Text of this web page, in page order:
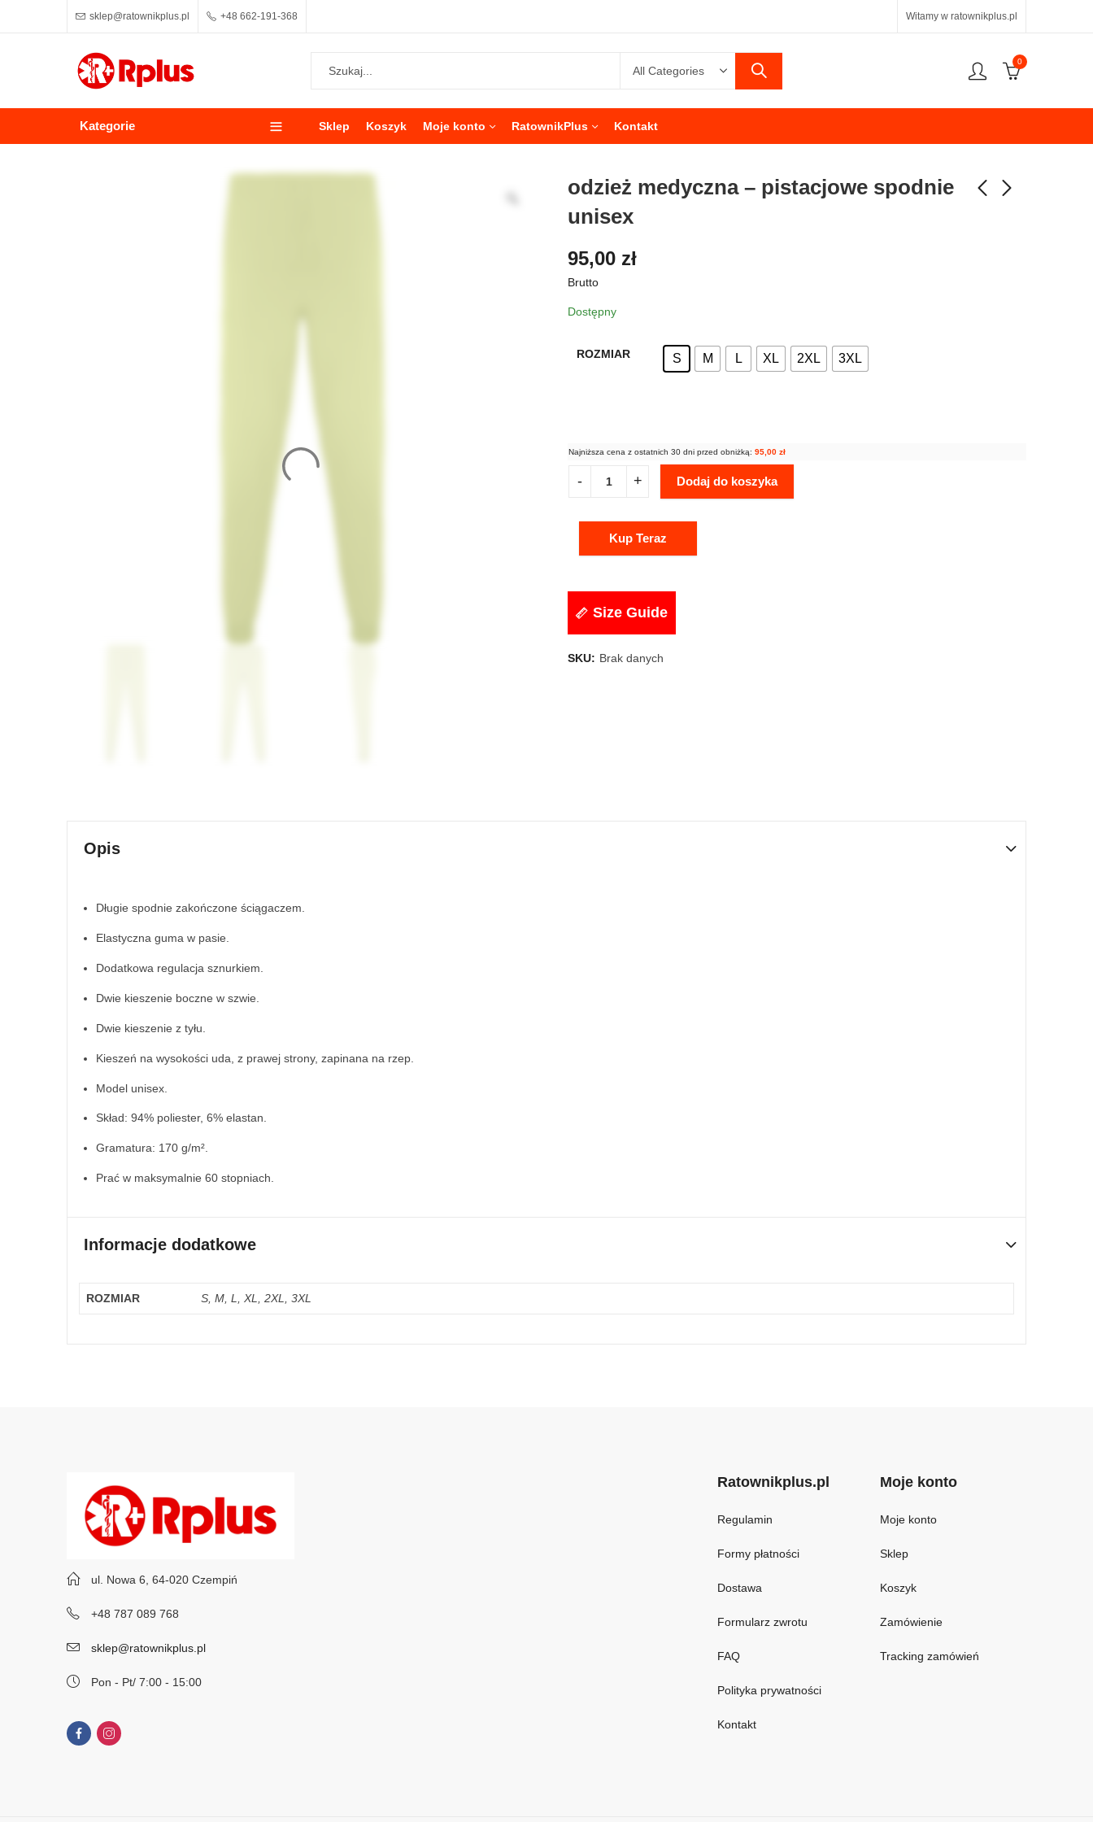
sklep@ratownikplus.pl +48 662-191-368 Witamy w ratownikplus.pl
0
Kategorie Sklep Koszyk Moje konto RatownikPlus Kontakt
odzież medyczna – pistacjowe spodnie
unisex
95,00 zł
Brutto
Dostępny
ROZMIAR S M L XL 2XL 3XL
Najniższa cena z ostatnich 30 dni przed obniżką: 95,00 zł
Dodaj do koszyka
Kup Teraz
Size Guide
SKU: Brak danych
Opis
Długie spodnie zakończone ściągaczem.
Elastyczna guma w pasie.
Dodatkowa regulacja sznurkiem.
Dwie kieszenie boczne w szwie.
Dwie kieszenie z tyłu.
Kieszeń na wysokości uda, z prawej strony, zapinana na rzep.
Model unisex.
Skład: 94% poliester, 6% elastan.
Gramatura: 170 g/m².
Prać w maksymalnie 60 stopniach.
Informacje dodatkowe
ROZMIAR S, M, L, XL, 2XL, 3XL
ul. Nowa 6, 64-020 Czempiń
+48 787 089 768
sklep@ratownikplus.pl
Pon - Pt/ 7:00 - 15:00
Ratownikplus.pl
Regulamin
Formy płatności
Dostawa
Formularz zwrotu
FAQ
Polityka prywatności
Kontakt
Moje konto
Moje konto
Sklep
Koszyk
Zamówienie
Tracking zamówień